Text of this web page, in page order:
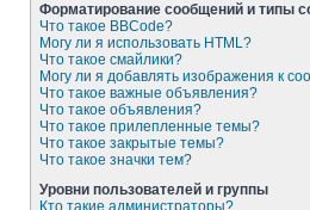
Форматирование сообщений и типы
Что такое BBCode?
Могу ли я использовать HTML?
Что такое смайлики?
Могу ли я добавлять изображения к
Что такое важные объявления?
Что такое объявления?
Что такое прилепленные темы?
Что такое закрытые темы?
Что такое значки тем?
Уровни пользователей и группы
Кто такие администраторы?